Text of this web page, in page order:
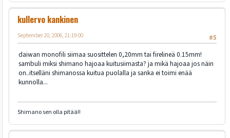
kullervo kankinen
#5
September 20, 2006, 21:19:00
daiwan monofili siimaa suosittelen 0,20mm tai firelineä 0.15mm!
sambuli miksi shimano hajoaa kuitusiimasta? ja mikä hajoaa jos näin
on..itselläni shimanossa kuitua puolalla ja sanka ei toimi enää
kunnolla...
Shimano sen olla pitää!!